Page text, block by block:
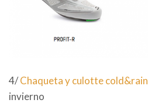
4/Chaqueta y culotte cold&rain
invierno